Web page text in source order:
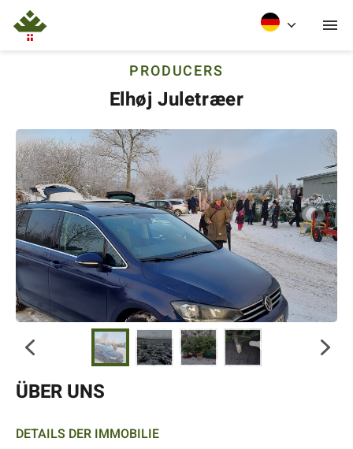
PRODUCERS
Elhøj Juletræer
ÜBER UNS
DETAILS DER IMMOBILIE